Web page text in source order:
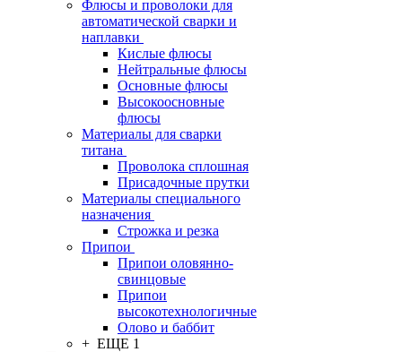
Флюсы и проволоки для
автоматической сварки и
наплавки
Кислые флюсы
Нейтральные флюсы
Основные флюсы
Высокоосновные
флюсы
Материалы для сварки
титана
Проволока сплошная
Присадочные прутки
Материалы специального
назначения
Строжка и резка
Припои
Припои оловянно-
свинцовые
Припои
высокотехнологичные
Олово и баббит
+ ЕЩЕ 1